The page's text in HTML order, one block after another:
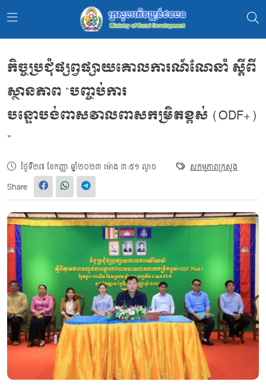
កិច្ចប្រជុំផ្សព្វផ្សាយគោលការណ៍ណែនាំ ស្តីពី
ស្ថានភាព “បញ្ចប់ការ
បន្ទោបង់ពាសវាលពាសកម្រិតខ្ពស់ (ODF+)
“
ថ្ងៃទី២៧ ខែកញ្ញា ឆ្នាំ២០២៣ ម៉ោង ៣:៥១ ល្ងាច សកម្មភាពក្រសួង
Share